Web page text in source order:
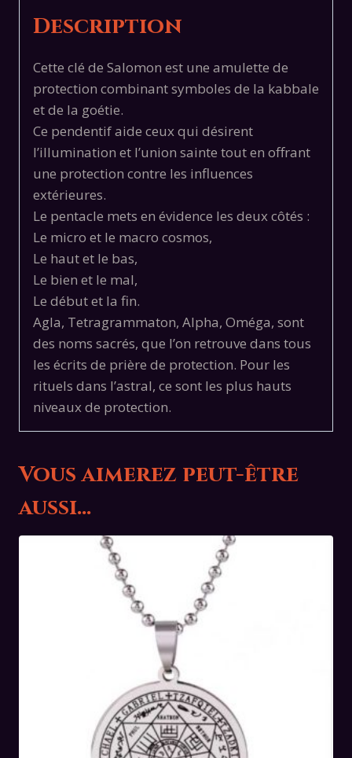
Description
Cette clé de Salomon est une amulette de
protection combinant symboles de la kabbale
et de la goétie.
Ce pendentif aide ceux qui désirent
l’illumination et l’union sainte tout en offrant
une protection contre les influences
extérieures.
Le pentacle mets en évidence les deux côtés :
Le micro et le macro cosmos,
Le haut et le bas,
Le bien et le mal,
Le début et la fin.
Agla, Tetragrammaton, Alpha, Oméga, sont
des noms sacrés, que l’on retrouve dans tous
les écrits de prière de protection. Pour les
rituels dans l’astral, ce sont les plus hauts
niveaux de protection.
Vous aimerez peut-être
aussi…